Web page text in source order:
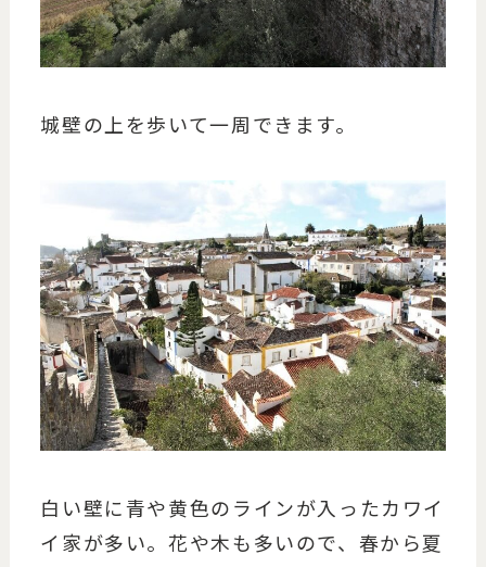
城壁の上を歩いて一周できます。
白い壁に青や黄色のラインが入ったカワイ
イ家が多い。花や木も多いので、春から夏